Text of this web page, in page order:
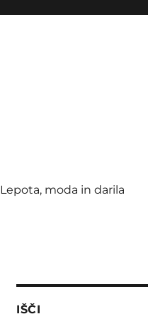
Lepota, moda in darila
IŠČI